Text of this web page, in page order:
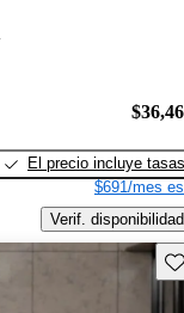
El precio incluye tasas
$691/mes
Verif. disponibilidad